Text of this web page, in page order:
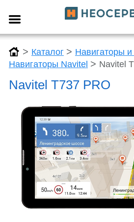
> Каталог > Навигаторы и
Навигаторы Navitel > Navitel
Navitel T737 PRO